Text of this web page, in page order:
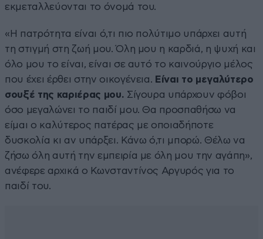
εκμεταλλεύονται το όνομά του.
«Η πατρότητα είναι ό,τι πιο πολύτιμο υπάρχει αυτή
τη στιγμή στη ζωή μου. Όλη μου η καρδιά, η ψυχή και
όλο μου το είναι, είναι σε αυτό το καινούργιο μέλος
που έχει έρθει στην οικογένεια. Είναι το μεγαλύτερο
σουξέ της καριέρας μου. Σίγουρα υπάρχουν φόβοι
όσο μεγαλώνει το παιδί μου. Θα προσπαθήσω να
είμαι ο καλύτερος πατέρας με οποιαδήποτε
δυσκολία κι αν υπάρξει. Κάνω ό,τι μπορώ. Θέλω να
ζήσω όλη αυτή την εμπειρία με όλη μου την αγάπη»,
ανέφερε αρχικά ο Κωνσταντίνος Αργυρός για το
παιδί του.